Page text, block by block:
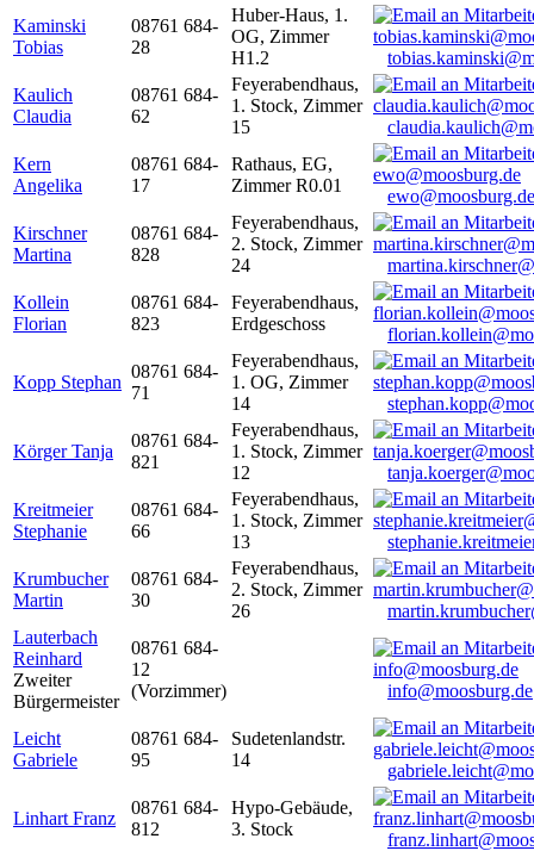
Kaminski
Tobias
08761 684-
28
Huber-Haus, 1.
OG, Zimmer
H1.2
Kaulich
Claudia
08761 684-
62
Feyerabendhaus,
1. Stock, Zimmer
15
Kern
Angelika
08761 684-
17
Rathaus, EG,
Zimmer R0.01
ewo@moosburg.de
Kirschner
Martina
08761 684-
828
Feyerabendhaus,
2. Stock, Zimmer
24
Kollein
Florian
08761 684-
823
Feyerabendhaus,
Erdgeschoss
Kopp Stephan
08761 684-
71
Feyerabendhaus,
1. OG, Zimmer
14
Körger Tanja
08761 684-
821
Feyerabendhaus,
1. Stock, Zimmer
12
Kreitmeier
Stephanie
08761 684-
66
Feyerabendhaus,
1. Stock, Zimmer
13
Krumbucher
Martin
08761 684-
30
Feyerabendhaus,
2. Stock, Zimmer
26
Lauterbach
Reinhard
Zweiter
Bürgermeister
08761 684-
12
(Vorzimmer)
info@moosburg.de
Leicht
Gabriele
08761 684-
95
Sudetenlandstr.
14
Linhart Franz
08761 684-
812
Hypo-Gebäude,
3. Stock